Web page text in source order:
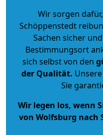
Wir sorgen
Schöppenstedt
Sachen sicher
Bestimmungsort
sich selbst von den
der Qualität.
Sie
Wir legen los, wenn
von Wolfsburg nach